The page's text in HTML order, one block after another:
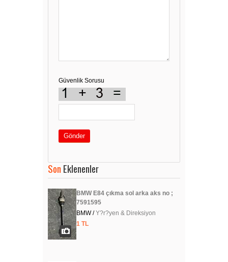
Güvenlik Sorusu
Gönder
Son Eklenenler
BMW E84 çıkma sol arka aks no ;
7591595
BMW /Y?r?yen & Direksiyon
1 TL